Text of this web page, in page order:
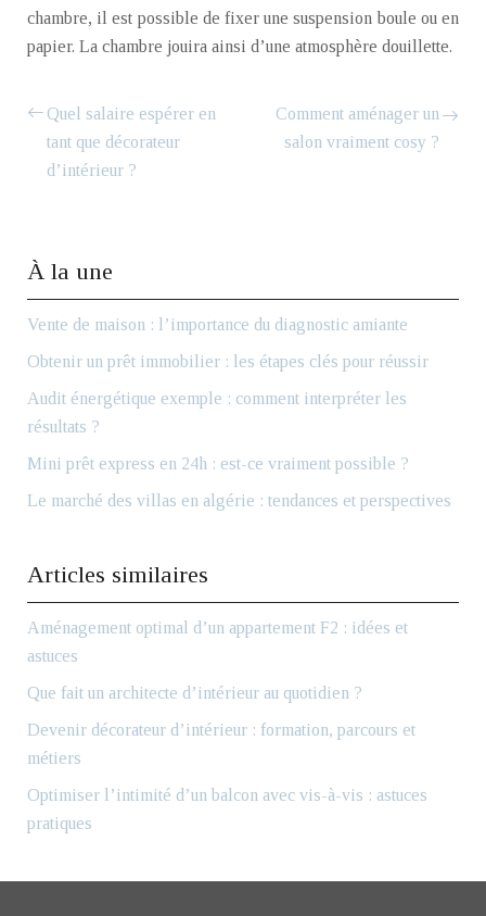
chambre, il est possible de fixer une suspension boule ou en
papier. La chambre jouira ainsi d’une atmosphère douillette.
Quel salaire espérer en
tant que décorateur
d’intérieur ?
Comment aménager un
salon vraiment cosy ?
À la une
Vente de maison : l’importance du diagnostic amiante
Obtenir un prêt immobilier : les étapes clés pour réussir
Audit énergétique exemple : comment interpréter les
résultats ?
Mini prêt express en 24h : est-ce vraiment possible ?
Le marché des villas en algérie : tendances et perspectives
Articles similaires
Aménagement optimal d’un appartement F2 : idées et
astuces
Que fait un architecte d’intérieur au quotidien ?
Devenir décorateur d’intérieur : formation, parcours et
métiers
Optimiser l’intimité d’un balcon avec vis-à-vis : astuces
pratiques